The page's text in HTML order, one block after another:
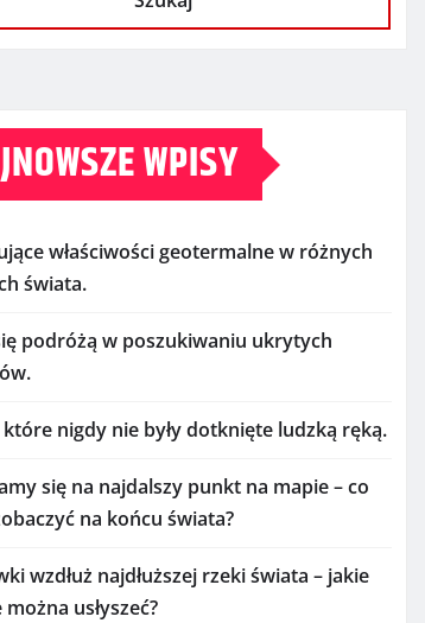
WPISY
właściwości geotermalne w różnych
świata.
podróżą w poszukiwaniu ukrytych
nigdy nie były dotknięte ludzką ręką.
się na najdalszy punkt na mapie – co
na końcu świata?
wzdłuż najdłuższej rzeki świata – jakie
usłyszeć?